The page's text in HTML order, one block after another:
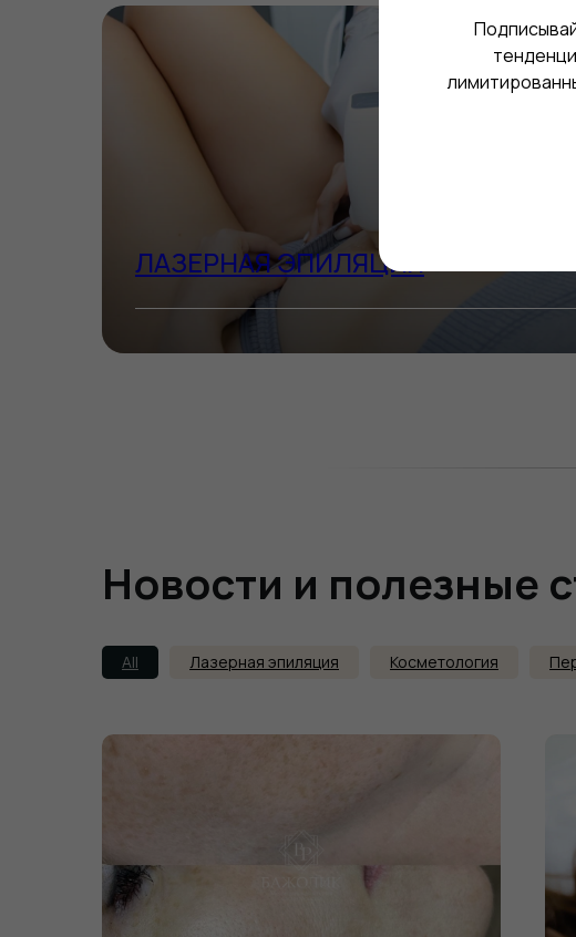
ВЫБРАТЬ
ЛАЗЕРНАЯ ЭПИЛЯЦИЯ
Новости и полезные
All Лазерная эпиляция Косметология